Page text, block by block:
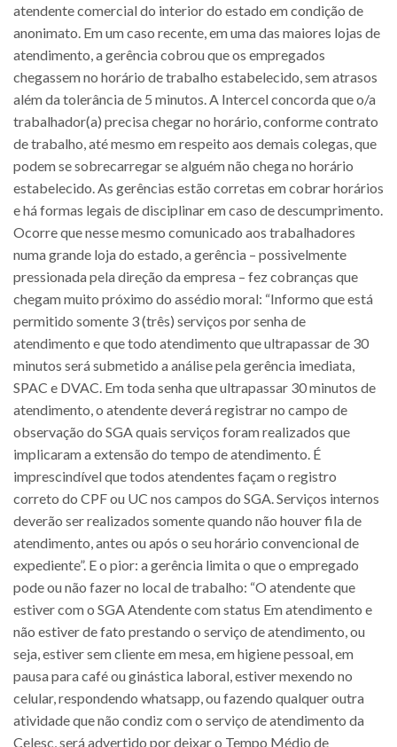
atendente comercial do interior do estado em condição de
anonimato. Em um caso recente, em uma das maiores lojas de
atendimento, a gerência cobrou que os empregados
chegassem no horário de trabalho estabelecido, sem atrasos
além da tolerância de 5 minutos. A Intercel concorda que o/a
trabalhador(a) precisa chegar no horário, conforme contrato
de trabalho, até mesmo em respeito aos demais colegas, que
podem se sobrecarregar se alguém não chega no horário
estabelecido. As gerências estão corretas em cobrar horários
e há formas legais de disciplinar em caso de descumprimento.
Ocorre que nesse mesmo comunicado aos trabalhadores
numa grande loja do estado, a gerência – possivelmente
pressionada pela direção da empresa – fez cobranças que
chegam muito próximo do assédio moral: “Informo que está
permitido somente 3 (três) serviços por senha de
atendimento e que todo atendimento que ultrapassar de 30
minutos será submetido a análise pela gerência imediata,
SPAC e DVAC. Em toda senha que ultrapassar 30 minutos de
atendimento, o atendente deverá registrar no campo de
observação do SGA quais serviços foram realizados que
implicaram a extensão do tempo de atendimento. É
imprescindível que todos atendentes façam o registro
correto do CPF ou UC nos campos do SGA. Serviços internos
deverão ser realizados somente quando não houver fila de
atendimento, antes ou após o seu horário convencional de
expediente”. E o pior: a gerência limita o que o empregado
pode ou não fazer no local de trabalho: “O atendente que
estiver com o SGA Atendente com status Em atendimento e
não estiver de fato prestando o serviço de atendimento, ou
seja, estiver sem cliente em mesa, em higiene pessoal, em
pausa para café ou ginástica laboral, estiver mexendo no
celular, respondendo whatsapp, ou fazendo qualquer outra
atividade que não condiz com o serviço de atendimento da
Celesc, será advertido por deixar o Tempo Médio de